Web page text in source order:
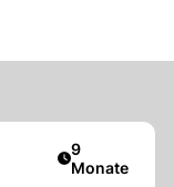
Artikel
9
Monate